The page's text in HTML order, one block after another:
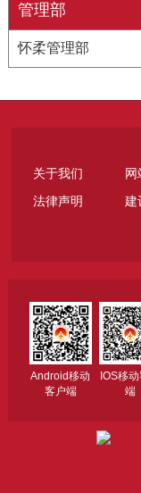
管理部
怀柔管理部
关于我们
网
法律声明
建
Android移动
客户端
IOS移
端